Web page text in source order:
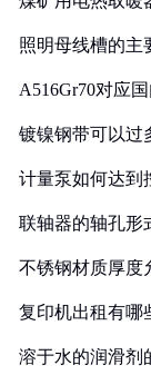
照明母线槽的主
A516Gr70对应
镀镍钢带可以过
计量泵如何达到
联轴器的轴孔形
不锈钢材质厚度
复印机出租有哪
溶于水的润滑剂